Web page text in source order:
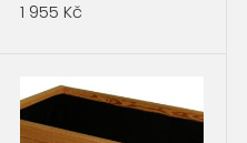
1 955 Kč